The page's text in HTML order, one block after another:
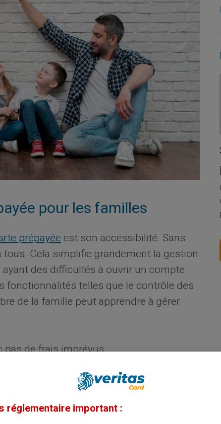
pour les familles
prépayéeest son accessibilité. Sans
Cela simplifie grandement la gestion
des difficultés à ouvrir un compte
fonctionnalités telles que le contrôle des
de la famille peut apprendre à gérer
pas de frais imprévus.
temps réel.
les dépenses inutiles.
carte Veritas
réglementaire important :